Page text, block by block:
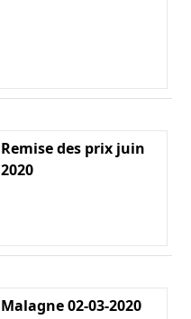
Remise des prix juin
2020
Malagne 02-03-2020